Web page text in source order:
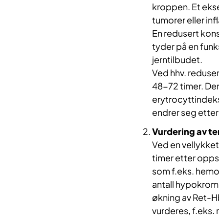
kroppen. Et
tumorer eller
En redusert
tyder på en
jerntilbudet.
Ved hhv.
48-72 timer.
endrer seg
​Vurdering av
Ved en
timer etter
som f.eks.
antall
økning av Ret-
vurderes, f.eks.